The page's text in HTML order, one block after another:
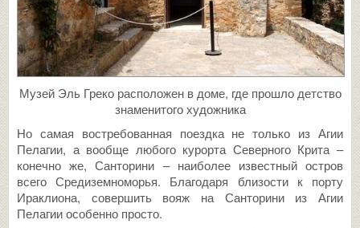
Музей Эль Греко расположен в доме, где прошло детство
знаменитого художника
Но самая востребованная поездка не только из Агии
Пелагии, а вообще любого курорта Северного Крита –
конечно же, Санторини – наиболее известный остров
всего Средиземноморья. Благодаря близости к порту
Ираклиона, совершить вояж на Санторини из Агии
Пелагии особенно просто.